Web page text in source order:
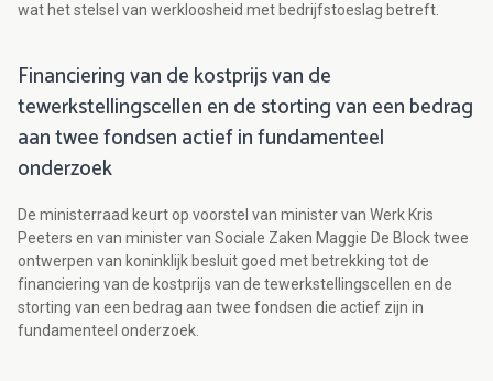
wat het stelsel van werkloosheid met bedrijfstoeslag betreft.
Financiering van de kostprijs van de
tewerkstellingscellen en de storting van een bedrag
aan twee fondsen actief in fundamenteel
onderzoek
De ministerraad keurt op voorstel van minister van Werk Kris
Peeters en van minister van Sociale Zaken Maggie De Block twee
ontwerpen van koninklijk besluit goed met betrekking tot de
financiering van de kostprijs van de tewerkstellingscellen en de
storting van een bedrag aan twee fondsen die actief zijn in
fundamenteel onderzoek.